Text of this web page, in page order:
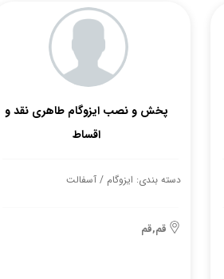
پخش و نصب ایزوگام طاهری نقد و
اقساط
دسته بندی: ایزوگام / آسفالت
قم,قم